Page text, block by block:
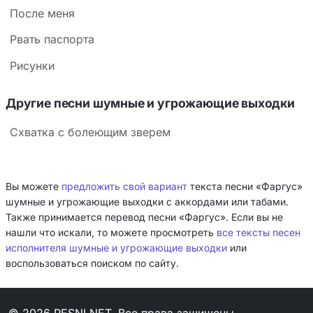
После меня
Рвать паспорта
Рисунки
Другие песни шумные и угрожающие выходки
Схватка с болеющим зверем
Вы можете предложить свой вариант текста песни «Фаргус»
шумные и угрожающие выходки с аккордами или табами.
Также принимается перевод песни «Фаргус». Если вы не
нашли что искали, то можете просмотреть все тексты песен
исполнителя шумные и угрожающие выходки или
воспользоваться поиском по сайту.